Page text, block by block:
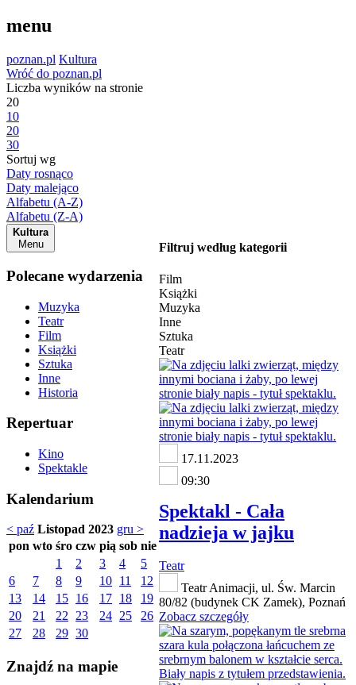
menu
poznan.pl Kultura
Wróć do poznan.pl
Liczba wyników na stronie
20
10
20
30
Sortuj wg
Daty rosnąco
Daty malejąco
Alfabetu (A-Z)
Alfabetu (Z-A)
Kultura
Menu
Polecane wydarzenia
Muzyka
Teatr
Film
Książki
Sztuka
Inne
Historia
Repertuar
Kino
Spektakle
Kalendarium
< paź Listopad 2023 gru >
pon wto śro czw pią sob nie
1
2 3 4
5
6
7 8 9 10 11
12
13
14 15 16 17 18
19
20
21 22 23 24 25
26
27
28 29 30
Znajdź na mapie
Filtruj według kategorii
Film
Książki
Muzyka
Inne
Sztuka
Teatr
17.11.2023
09:30
Spektakl - Cała
nadzieja w jajku
Teatr
Teatr Animacji, ul. Św. Marcin
80/82 (budynek CK Zamek), Poznań
Zobacz szczegóły